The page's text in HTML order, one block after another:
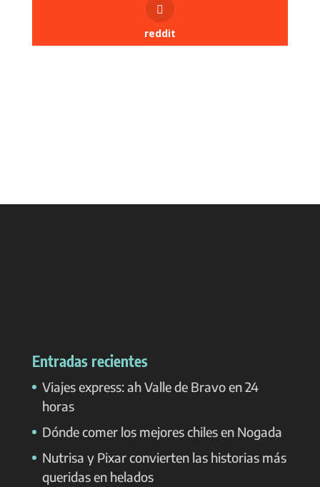
reddit
Entradas recientes
Viajes express: ah Valle de Bravo en 24
horas
Dónde comer los mejores chiles en Nogada
Nutrisa y Pixar convierten las historias más
queridas en helados